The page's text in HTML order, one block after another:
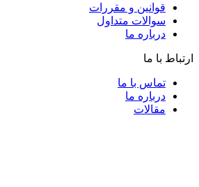
قوانین و مقررات
سوالات متداول
درباره ما
ارتباط با ما
تماس با ما
درباره ما
مقالات